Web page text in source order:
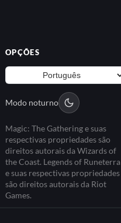
OPÇÕES
Modo noturno
Magic: The Gathering e suas
respectivas propriedades são
direitos autorais da Wizards of
the Coast. Legends of Runeterra
e suas respectivas propriedades
são direitos autorais da Riot
Games.